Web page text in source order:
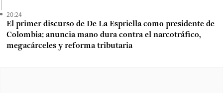
20:24
El primer discurso de De La Espriella como presidente de
Colombia: anuncia mano dura contra el narcotráfico,
megacárceles y reforma tributaria